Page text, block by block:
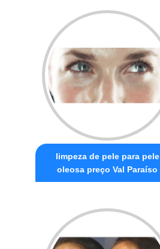
limpeza de pele para pele
oleosa preço Val Paraíso